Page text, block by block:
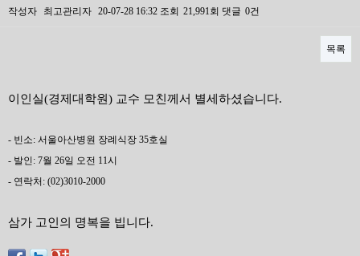
작성자 최고관리자 20-07-28 16:32 조회 21,991회 댓글 0건
목록
이인실(경제대학원) 교수 모친께서 별세하셨습니다.
- 빈소: 서울아산병원 장례식장 35호실
- 발인: 7월 26일 오전 11시
- 연락처: (02)3010-2000
삼가 고인의 명복을 빕니다.